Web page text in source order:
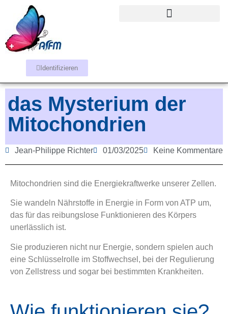
Identifizieren
das Mysterium der
Mitochondrien
Jean-Philippe Richter 01/03/2025 Keine Kommentare
Mitochondrien sind die Energiekraftwerke unserer Zellen.
Sie wandeln Nährstoffe in Energie in Form von ATP um,
das für das reibungslose Funktionieren des Körpers
unerlässlich ist.
Sie produzieren nicht nur Energie, sondern spielen auch
eine Schlüsselrolle im Stoffwechsel, bei der Regulierung
von Zellstress und sogar bei bestimmten Krankheiten.